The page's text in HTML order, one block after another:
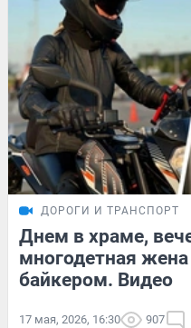
ДОРОГИ И ТРАНСПОРТ
Днем в храме,
многодетная
байкером. Видео
17 мая, 2026, 16:30 907